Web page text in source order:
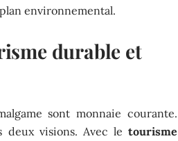
environnemental.
durable et
sont monnaie courante.
deux visions. Avec le tourisme